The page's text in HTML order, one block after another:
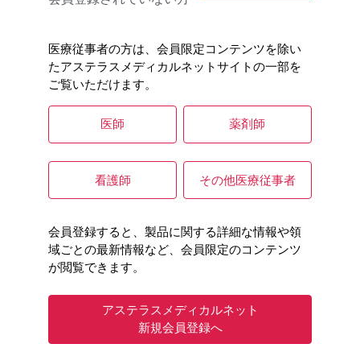
Key point
染色体優性多発性嚢胞腎（ADPKD）患者又
は多発性嚢胞腎（PKD）患者への投与に関す
る注意書きはありません。
をPKD患者に投与する際は、PKDの経過観察
を行うなど注意して投与してください。
医療従事者の方は、会員限定コンテンツを除い
たアステラスメディカルネットサイトの一部を
ご覧いただけます。
医師 薬剤師
看護師 その他医療従事者
会員登録すると、製品に関する詳細な情報や領
域ごとの最新情報など、会員限定のコンテンツ
が閲覧できます。
アステラスメディカルネット
新規会員登録へ